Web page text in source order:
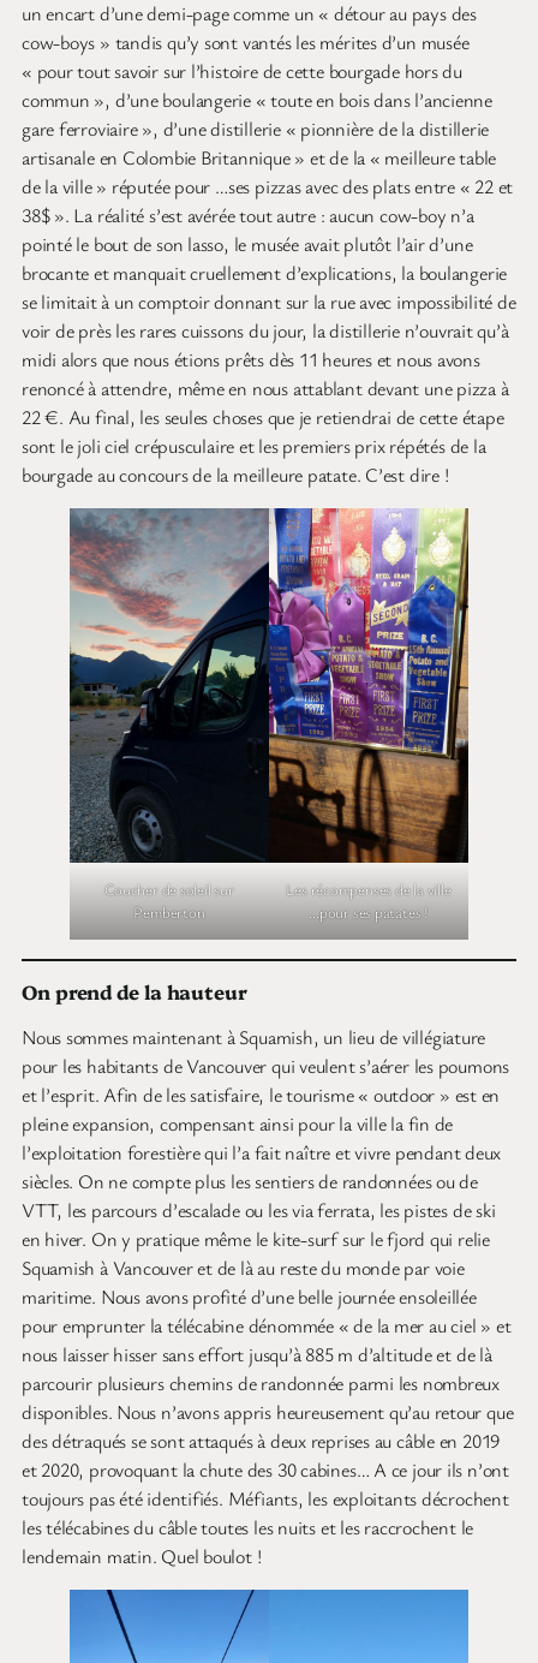
un encart d’une demi-page comme un « détour au pays des
cow-boys » tandis qu’y sont vantés les mérites d’un musée
« pour tout savoir sur l’histoire de cette bourgade hors du
commun », d’une boulangerie « toute en bois dans l’ancienne
gare ferroviaire », d’une distillerie « pionnière de la distillerie
artisanale en Colombie Britannique » et de la « meilleure table
de la ville » réputée pour …ses pizzas avec des plats entre « 22 et
38$ ». La réalité s’est avérée tout autre : aucun cow-boy n’a
pointé le bout de son lasso, le musée avait plutôt l’air d’une
brocante et manquait cruellement d’explications, la boulangerie
se limitait à un comptoir donnant sur la rue avec impossibilité de
voir de près les rares cuissons du jour, la distillerie n’ouvrait qu’à
midi alors que nous étions prêts dès 11 heures et nous avons
renoncé à attendre, même en nous attablant devant une pizza à
22 €. Au final, les seules choses que je retiendrai de cette étape
sont le joli ciel crépusculaire et les premiers prix répétés de la
bourgade au concours de la meilleure patate. C’est dire !
Coucher de soleil sur
Pemberton
Les récompenses de la ville
…pour ses patates !
On prend de la hauteur
Nous sommes maintenant à Squamish, un lieu de villégiature
pour les habitants de Vancouver qui veulent s’aérer les poumons
et l’esprit. Afin de les satisfaire, le tourisme « outdoor » est en
pleine expansion, compensant ainsi pour la ville la fin de
l’exploitation forestière qui l’a fait naître et vivre pendant deux
siècles. On ne compte plus les sentiers de randonnées ou de
VTT, les parcours d’escalade ou les via ferrata, les pistes de ski
en hiver. On y pratique même le kite-surf sur le fjord qui relie
Squamish à Vancouver et de là au reste du monde par voie
maritime. Nous avons profité d’une belle journée ensoleillée
pour emprunter la télécabine dénommée « de la mer au ciel » et
nous laisser hisser sans effort jusqu’à 885 m d’altitude et de là
parcourir plusieurs chemins de randonnée parmi les nombreux
disponibles. Nous n’avons appris heureusement qu’au retour que
des détraqués se sont attaqués à deux reprises au câble en 2019
et 2020, provoquant la chute des 30 cabines… A ce jour ils n’ont
toujours pas été identifiés. Méfiants, les exploitants décrochent
les télécabines du câble toutes les nuits et les raccrochent le
lendemain matin. Quel boulot !